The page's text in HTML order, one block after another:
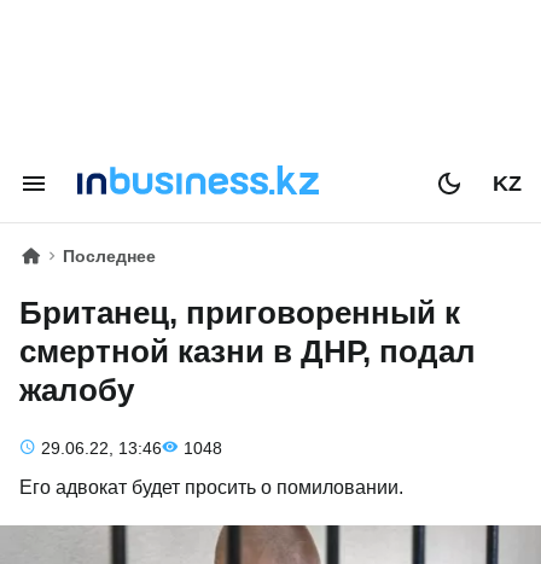
KZ
Последнее
Британец, приговоренный к
смертной казни в ДНР, подал
жалобу
29.06.22, 13:46 1048
Его адвокат будет просить о помиловании.